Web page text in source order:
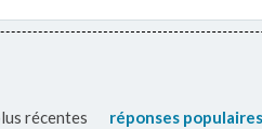
récentes réponses populaires